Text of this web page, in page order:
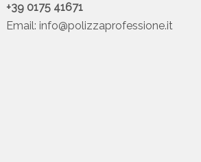
+39 0175 41671
Email: info@polizzaprofessione.it